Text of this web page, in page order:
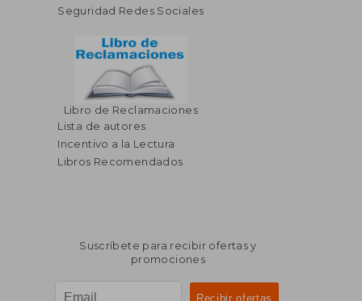
Seguridad Redes Sociales
Libro de Reclamaciones
Lista de autores
Incentivo a la Lectura
Libros Recomendados
Suscríbete para recibir ofertas y
promociones